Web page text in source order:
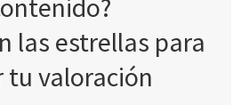
las estrellas para
tu valoración